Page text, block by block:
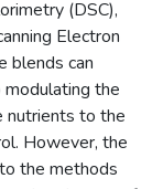
(DSC),
Electron
blends can
the
nutrients to the
However, the
the methods